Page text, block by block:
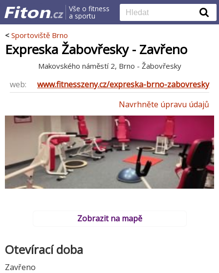
Vše o fitness
a sportu
< Sportoviště Brno
Expreska Žabovřesky - Zavřeno
Makovského náměstí 2, Brno - Žabovřesky
web:
www.fitnesszeny.cz/expreska-brno-zabovresky
Navrhněte úpravu údajů
Zobrazit na mapě
Otevírací doba
Zavřeno